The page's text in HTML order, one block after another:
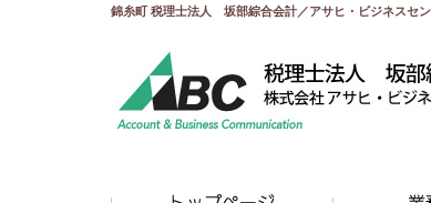
錦糸町 税理士法人 坂部綜合会計／アサヒ・ビジネスセ